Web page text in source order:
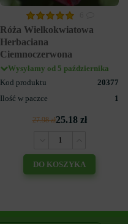
Róża Wielkokwiatowa
Herbaciana
Ciemnoczerwona
Wysyłamy od 5 października
Kod produktu
20377
Ilość w paczce
1
27.98 zł25.18 zł
DO KOSZYKA